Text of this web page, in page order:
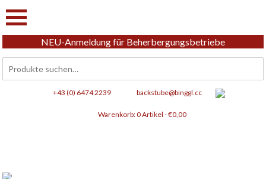
NEU-Anmeldung für Beherbergungsbetriebe
nach:
+43 (0) 6474 2239 backstube@binggl.cc
Warenkorb:0 Artikel -€0,00